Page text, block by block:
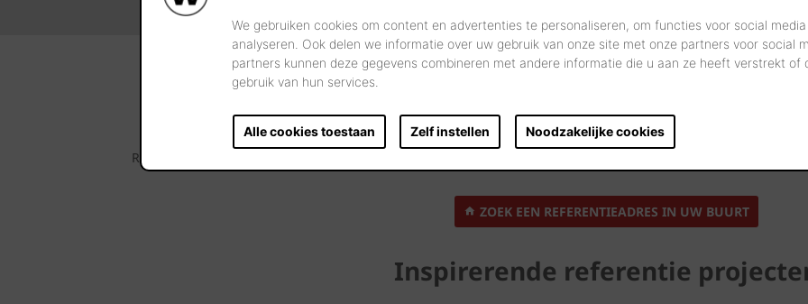
We gebruiken cookies om content en advertenties te personaliseren, om functies voor social
analyseren. Ook delen we informatie over uw gebruik van onze site met onze partners voor social
partners kunnen deze gegevens combineren met andere informatie die u aan ze heeft verstrekt of
gebruik van hun services.
Alle cookies toestaan Zelf instellen Noodzakelijke cookies
Lijkt deze kleiklinker iets voor uw bouwproject?
Raadpleeg dan zeker ook eens onze Huizenspotten tool en ontdek tal van referentieprojecten die met deze
ZOEK EEN REFERENTIEADRES IN UW BUURT
Inspirerende referentie